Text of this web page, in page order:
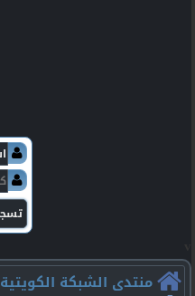
منتدى الشبكة الكويتية